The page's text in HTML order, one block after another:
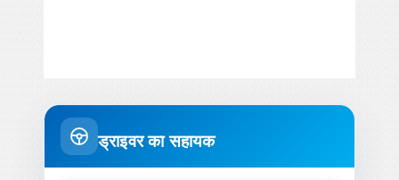
ड्राइवर का सहायक